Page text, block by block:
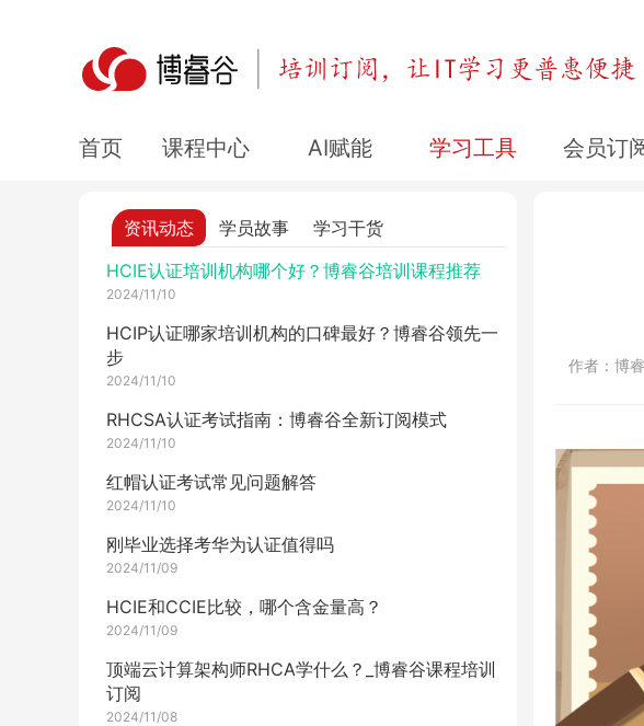
首页 课程中心 AI赋能 学习工具 会员订
资讯动态 学员故事 学习干货
2024/11/12
OCP认证培训课程_博睿谷·博睿慕课培训订阅
HCIP培训认证官网_博睿谷培训订阅
2024年网络工程师证书小白考证指南
2024/11/11
HCIE认证培训机构哪个好？博睿谷培训课程推荐
2024/11/10
HCIP认证哪家培训机构的口碑最好？博睿谷领先一
步
2024/11/10
RHCSA认证考试指南：博睿谷全新订阅模式
2024/11/10
红帽认证考试常见问题解答
2024/11/10
刚毕业选择考华为认证值得吗
2024/11/09
HCIE和CCIE比较，哪个含金量高？
2024/11/09
顶端云计算架构师RHCA学什么？_博睿谷课程培训
订阅
2024/11/08
作者：博